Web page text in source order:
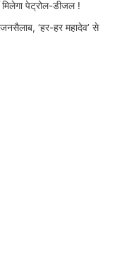
मिलेगा पेट्रोल-डीजल !
‘हर-हर महादेव’ से